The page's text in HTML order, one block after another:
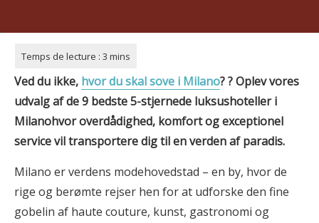
Ved du ikke, hvor du skal sove i Milano?? Oplev vores
udvalg af de 9 bedste 5-stjernede luksushoteller i
Milanohvor overdådighed, komfort og exceptionel
service vil transportere dig til en verden af paradis.
Milano er verdens modehovedstad – en by, hvor de
rige og berømte rejser hen for at udforske den fine
gobelin af haute couture, kunst, gastronomi og